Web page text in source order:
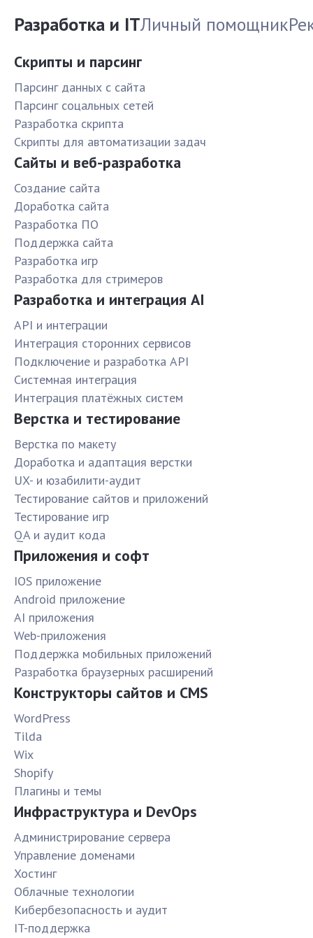
Разработка и ITЛичный помощник
Скрипты и парсинг
Парсинг данных с сайта
Парсинг соцальных сетей
Разработка скрипта
Скрипты для автоматизации задач
Сайты и веб-разработка
Создание сайта
Доработка сайта
Разработка ПО
Поддержка сайта
Разработка игр
Разработка для стримеров
Разработка и интеграция AI
API и интеграции
Интеграция сторонних сервисов
Подключение и разработка API
Системная интеграция
Интеграция платёжных систем
Верстка и тестирование
Верстка по макету
Доработка и адаптация верстки
UX- и юзабилити-аудит
Тестирование сайтов и приложений
Тестирование игр
QA и аудит кода
Приложения и софт
IOS приложение
Android приложение
AI приложения
Web-приложения
Поддержка мобильных приложений
Разработка браузерных расширений
Конструкторы сайтов и CMS
WordPress
Tilda
Wix
Shopify
Плагины и темы
Инфраструктура и DevOps
Администрирование сервера
Управление доменами
Хостинг
Облачные технологии
Кибербезопасность и аудит
IT-поддержка